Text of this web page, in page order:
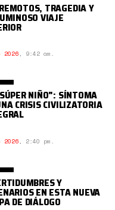
TRAGEDIA Y
VIAJE
2026, 9:42 am.
NIÑO": SÍNTOMA
CRISIS CIVILIZATORIA
2026, 2:40 pm.
Y
EN ESTA NUEVA
DE DIÁLOGO